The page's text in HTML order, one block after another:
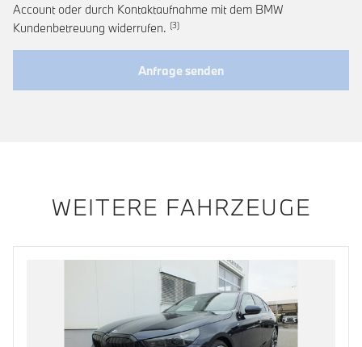
Account oder durch Kontaktaufnahme mit dem BMW
Kundenbetreuung widerrufen. Link zur Fußnote: Widerruf der
Anfrage senden
WEITERE FAHRZEUGE